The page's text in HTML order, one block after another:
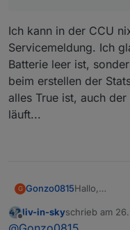
Ich kann in der CCU
Servicemeldung. Ich
Batterie leer ist,
beim erstellen der
alles True ist, auch
läuft...
G Gonzo0815Hallo,
Klasse und
Aber ich
list
Offline
liv-in-skyschrieb am
zuletzt editiert